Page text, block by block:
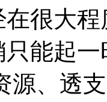
很大
能起
源、透